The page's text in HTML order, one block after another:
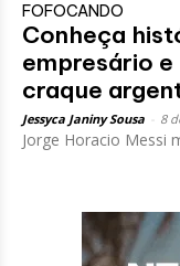
FOFOCANDO
Conheça
empresário
craque
Jessyca Janiny Sousa 8
Jorge Horacio Messi